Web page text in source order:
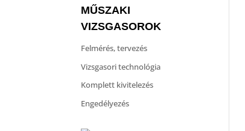
MŰSZAKI
VIZSGASOROK
Felmérés, tervezés
Vizsgasori technológia
Komplett kivitelezés
Engedélyezés